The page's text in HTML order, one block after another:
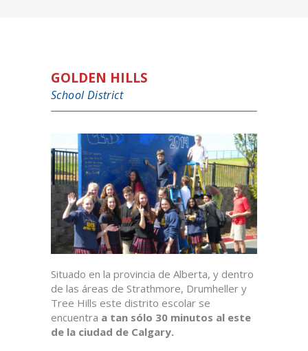
GOLDEN HILLS
School District
Situado en la provincia de Alberta, y dentro
de las áreas de Strathmore, Drumheller y
Tree Hills este distrito escolar se
encuentra a tan sólo 30 minutos al este
de la ciudad de Calgary.